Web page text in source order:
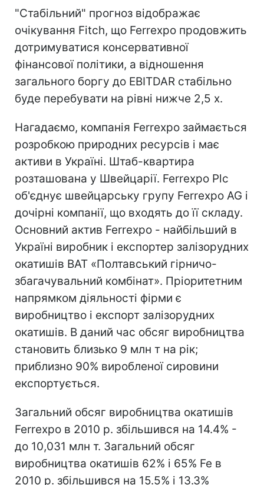
"Стабільний" прогноз відображає
очікування Fitch, що Ferrexpo продовжить
дотримуватися консервативної
фінансової політики, а відношення
загального боргу до EBITDAR стабільно
буде перебувати на рівні нижче 2,5 x.
Нагадаємо, компанія Ferrexpo займається
розробкою природних ресурсів і має
активи в Україні. Штаб-квартира
розташована у Швейцарії. Ferrexpo Plc
об'єднує швейцарську групу Ferrexpo AG і
дочірні компанії, що входять до її складу.
Основний актив Ferrexpo - найбільший в
Україні виробник і експортер залізорудних
окатишів ВАТ «Полтавський гірничо-
збагачувальний комбінат». Пріоритетним
напрямком діяльності фірми є
виробництво і експорт залізорудних
окатишів. В даний час обсяг виробництва
становить близько 9 млн т на рік;
приблизно 90% виробленої сировини
експортується.
Загальний обсяг виробництва окатишів
Ferrexpo в 2010 р. збільшився на 14.4% -
до 10,031 млн т. Загальний обсяг
виробництва окатишів 62% і 65% Fe в
2010 р. збільшився на 15.5% і 13.3%